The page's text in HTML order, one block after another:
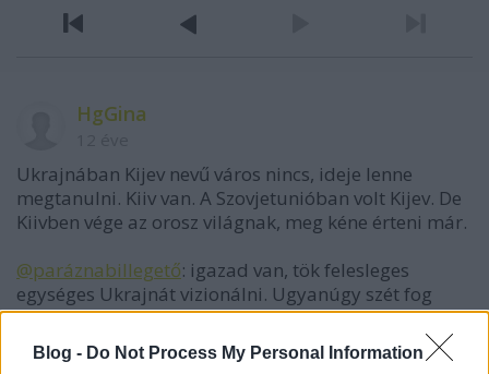
Blog - Do Not Process My Personal Information
HgGina
Ukrajnában Kijev nevű város nincs, ideje lenne
megtanulni. Kiiv van. A Szovjetunióban volt Kijev. De
Kiivben vége az orosz világnak, meg kéne érteni már.
@paráznabillegető: igazad van, tök felesleges
egységes Ukrajnát vizionálni. Ugyanúgy szét fog
esni, mint Moldova és Szerbia esett, és ahogy
Románia is szét fog esni. Erőszakkal összetákolt
hulladék mind.